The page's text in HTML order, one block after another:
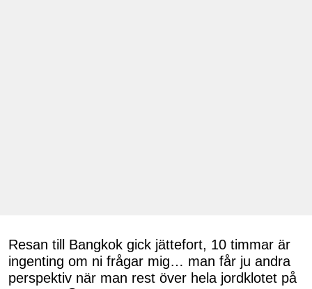
Resan till Bangkok gick jättefort, 10 timmar är
ingenting om ni frågar mig… man får ju andra
perspektiv när man rest över hela jordklotet på